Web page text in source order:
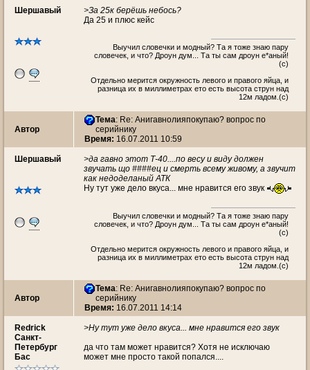
Шершавый
>За 25к берёшь небось?
Да 25 и плюс кейс
Выучил словечки и модный? Та я тоже знаю пару
словечек, и что? Дроун дум... Та ты сам дроун е*аный!
(с)
Oтдельно мерится окружность левого и правого яйца, и
разница их в миллиметрах ето есть высота струн над
12м ладом.(c)
Автор
Тема: Re: Анигавнолияпокупаю? вопрос по
серийнику
Время: 16.07.2011 10:59
Шершавый
>да гавно этот Т-40....по весу и виду должен
звучать що ####ец и смерть всему живому, а звучит
как недоделаный АТК
Ну тут уже дело вкуса... мне нравится его звук
Выучил словечки и модный? Та я тоже знаю пару
словечек, и что? Дроун дум... Та ты сам дроун е*аный!
(с)
Oтдельно мерится окружность левого и правого яйца, и
разница их в миллиметрах ето есть высота струн над
12м ладом.(c)
Автор
Тема: Re: Анигавнолияпокупаю? вопрос по
серийнику
Время: 16.07.2011 14:14
Redrick
Санкт-
Петербург
Бас
>Ну тут уже дело вкуса... мне нравится его звук
да что там может нравится? Хотя не исключаю
может мне просто такой попался....